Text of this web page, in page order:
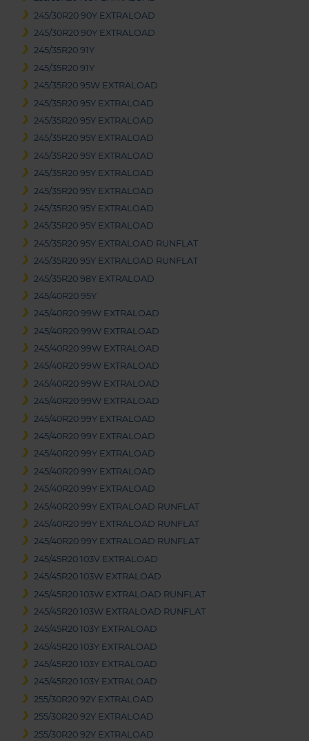
245/30R20 90Y EXTRALOAD
245/30R20 90Y EXTRALOAD
245/35R20 91Y
245/35R20 91Y
245/35R20 95W EXTRALOAD
245/35R20 95Y EXTRALOAD
245/35R20 95Y EXTRALOAD
245/35R20 95Y EXTRALOAD
245/35R20 95Y EXTRALOAD
245/35R20 95Y EXTRALOAD
245/35R20 95Y EXTRALOAD
245/35R20 95Y EXTRALOAD
245/35R20 95Y EXTRALOAD
245/35R20 95Y EXTRALOAD RUNFLAT
245/35R20 95Y EXTRALOAD RUNFLAT
245/35R20 98Y EXTRALOAD
245/40R20 95Y
245/40R20 99W EXTRALOAD
245/40R20 99W EXTRALOAD
245/40R20 99W EXTRALOAD
245/40R20 99W EXTRALOAD
245/40R20 99W EXTRALOAD
245/40R20 99W EXTRALOAD
245/40R20 99Y EXTRALOAD
245/40R20 99Y EXTRALOAD
245/40R20 99Y EXTRALOAD
245/40R20 99Y EXTRALOAD
245/40R20 99Y EXTRALOAD
245/40R20 99Y EXTRALOAD RUNFLAT
245/40R20 99Y EXTRALOAD RUNFLAT
245/40R20 99Y EXTRALOAD RUNFLAT
245/45R20 103V EXTRALOAD
245/45R20 103W EXTRALOAD
245/45R20 103W EXTRALOAD RUNFLAT
245/45R20 103W EXTRALOAD RUNFLAT
245/45R20 103Y EXTRALOAD
245/45R20 103Y EXTRALOAD
245/45R20 103Y EXTRALOAD
245/45R20 103Y EXTRALOAD
255/30R20 92Y EXTRALOAD
255/30R20 92Y EXTRALOAD
255/30R20 92Y EXTRALOAD